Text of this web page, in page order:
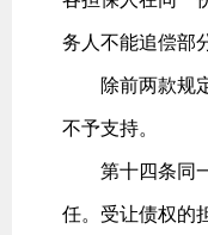
务人不能追偿部
除前两款规定
不予支持。
第十四条同一
任。受让债权的